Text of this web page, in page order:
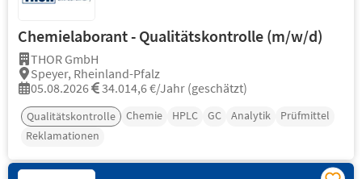
Chemielaborant - Qualitätskontrolle (m/w/d)
THOR GmbH
Speyer, Rheinland-Pfalz
05.08.2026
34.014,6 €/Jahr (geschätzt)
Qualitätskontrolle Chemie HPLC GC Analytik
Prüfmittel
Reklamationen